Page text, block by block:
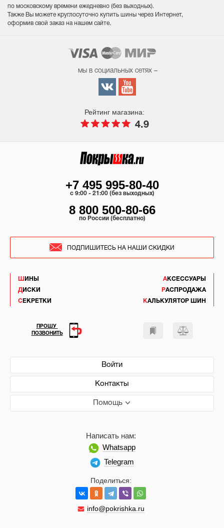
по московскому времени ежедневно (без выходных).
Также Вы можете круглосуточно купить шины через Интернет,
оформив свой заказ на нашем сайте.
мы в социальных сетях –
Рейтинг магазина:
4.9
ШИНЫ
ДИСКИ
СЕКРЕТКИ
АКСЕССУАРЫ
РАСПРОДАЖА
КАЛЬКУЛЯТОР ШИН
Войти
Контакты
Помощь
Поделиться:
info@pokrishka.ru
Написать нам:
Whatsapp
Telegram
+7 495 995-80-40
c 9:00 - 21:00 (без выходных)
8 800 500-80-66
по России (бесплатно)
ПОДПИШИТЕСЬ НА НАШИ СКИДКИ
ПРОШУ
ПОЗВОНИТЬ